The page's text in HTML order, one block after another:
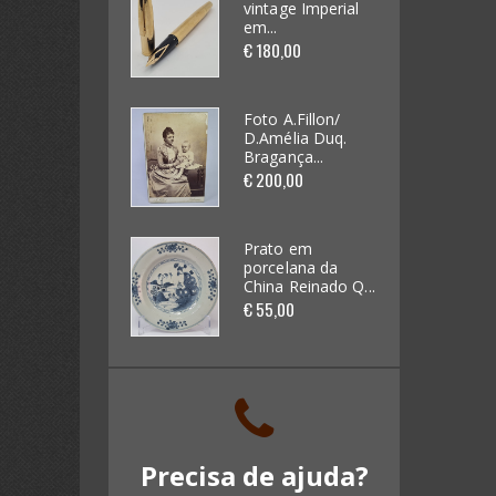
Futebol / Desportos diversos
(33)
Automobilia (62)
Videojogos e Consolas (4)
Miniaturas de Carros (265)
Kits / Modelismo (46)
Banda Desenhada (0)
Discos Vinil (18)
vintage Imperial
em...
€ 180,00
Foto A.Fillon/
D.Amélia Duq.
Bragança...
€ 200,00
Prato em
porcelana da
China Reinado Q...
€ 55,00
Precisa de ajuda?